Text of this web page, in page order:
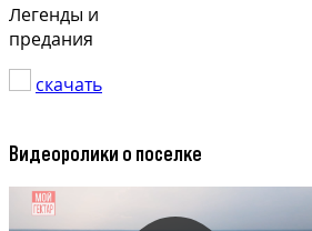
Легенды и
предания
скачать
Видеоролики о поселке